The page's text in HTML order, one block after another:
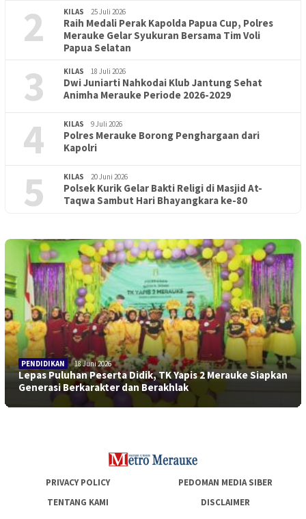
2 KILAS 25 Juli 2026
Raih Medali Perak Kapolda Papua Cup, Polres
Merauke Gelar Syukuran Bersama Tim Voli
Papua Selatan
3 KILAS 18 Juli 2026
Dwi Juniarti Nahkodai Klub Jantung Sehat
Animha Merauke Periode 2026-2029
4 KILAS 9 Juli 2026
Polres Merauke Borong Penghargaan dari
Kapolri
5 KILAS 20 Juni 2026
Polsek Kurik Gelar Bakti Religi di Masjid At-
Taqwa Sambut Hari Bhayangkara ke-80
PENDIDIKAN 18 Juni 2026
Lepas Puluhan Peserta Didik, TK Yapis 2 Merauke Siapkan
Generasi Berkarakter dan Berakhlak
PRIVACY POLICY
PEDOMAN MEDIA SIBER
TENTANG KAMI
DISCLAIMER